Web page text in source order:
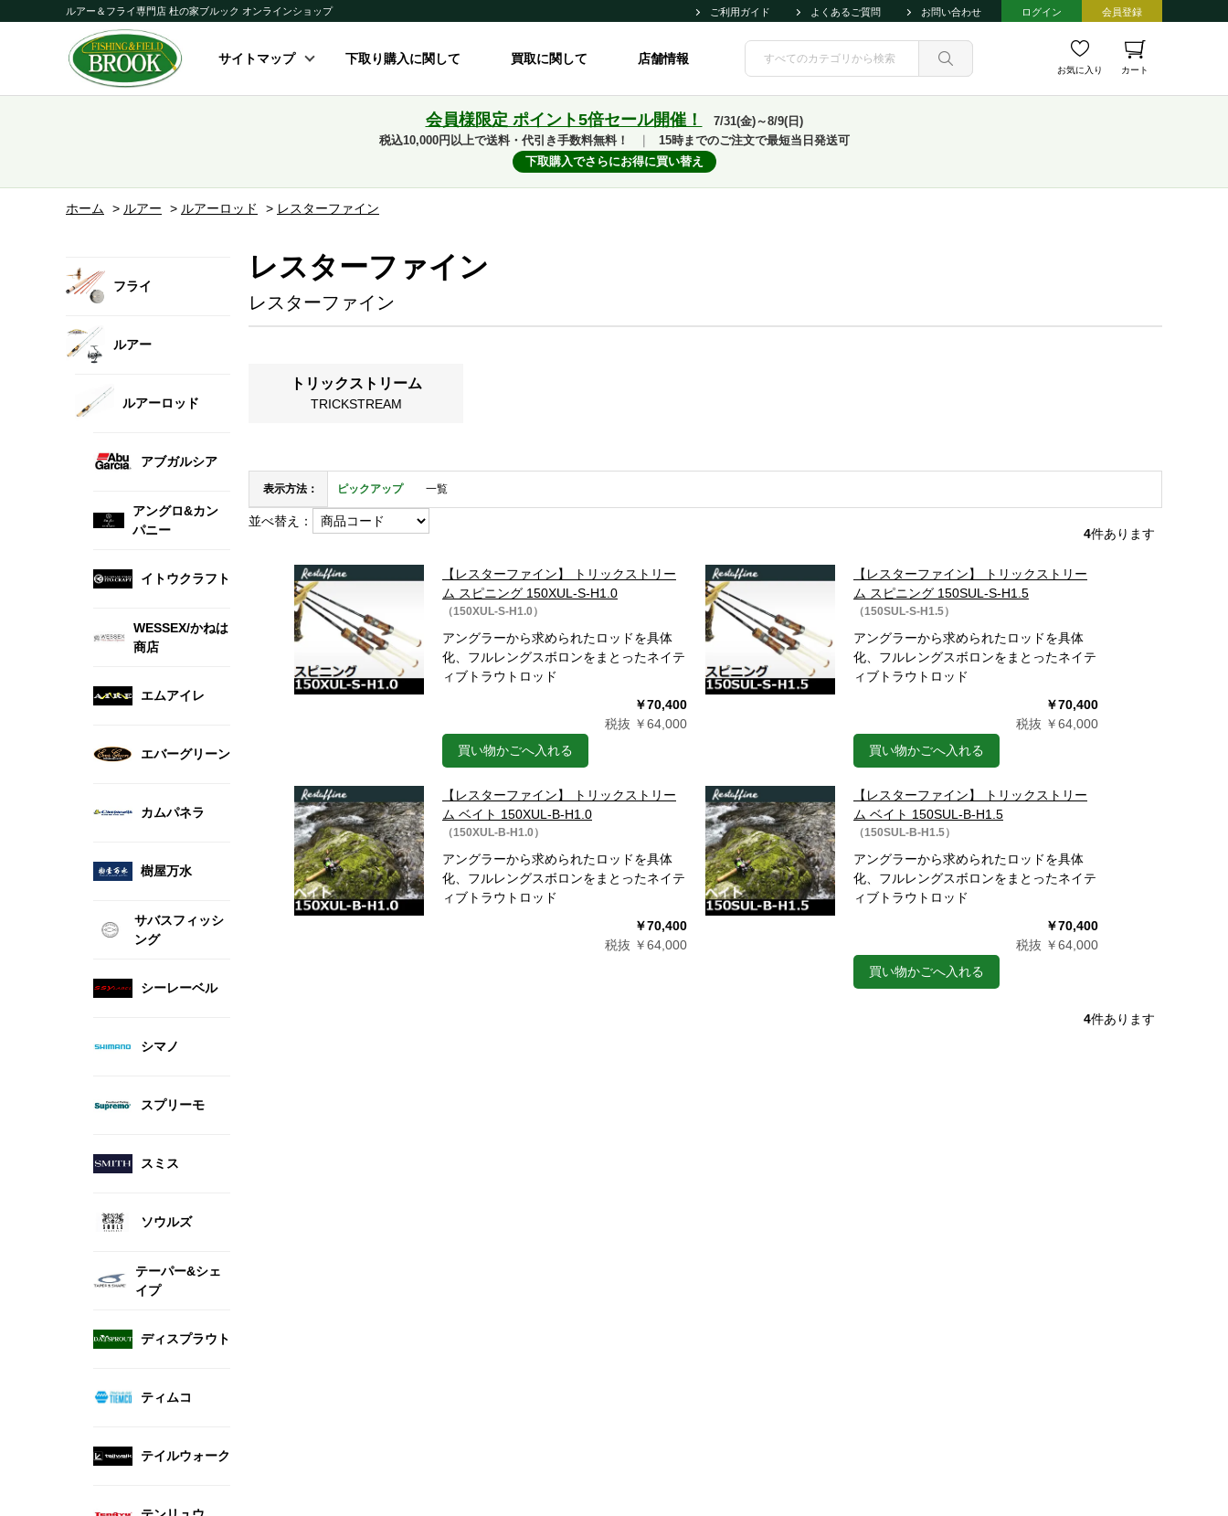
ルアー＆フライ専門店 杜の家ブルック オンラインショップ ご利用ガイド よくあるご質問 お問い合わせ ログイン 会員登録
サイトマップ 下取り購入に関して 買取に関して 店舗情報
お気に入り カート
会員様限定 ポイント5倍セール開催！
7/31(金)～8/9(日)
税込10,000円以上で送料・代引き手数料無料！
15時までのご注文で最短当日発送可
下取購入でさらにお得に買い替え
ホーム > ルアー > ルアーロッド > レスターファイン
フライ
ルアー
ルアーロッド
アブガルシア
アングロ&カン
パニー
イトウクラフト
WESSEX/かねは
商店
エムアイレ
エバーグリーン
カムパネラ
樹屋万水
サバスフィッシ
ング
シーレーベル
シマノ
スプリーモ
スミス
ソウルズ
テーパー&シェ
イプ
ディスプラウト
ティムコ
テイルウォーク
レスターファイン
レスターファイン
トリックストリーム
TRICKSTREAM
表示方法： ピックアップ 一覧
並べ替え：
4件あります
【レスターファイン】 トリックストリー
ム スピニング 150XUL-S-H1.0
（150XUL-S-H1.0）
アングラーから求められたロッドを具体
化、フルレングスボロンをまとったネイテ
ィブトラウトロッド
￥70,400
税抜 ￥64,000
買い物かごへ入れる
【レスターファイン】 トリックストリー
ム スピニング 150SUL-S-H1.5
（150SUL-S-H1.5）
アングラーから求められたロッドを具体
化、フルレングスボロンをまとったネイテ
ィブトラウトロッド
￥70,400
税抜 ￥64,000
買い物かごへ入れる
【レスターファイン】 トリックストリー
ム ベイト 150XUL-B-H1.0
（150XUL-B-H1.0）
アングラーから求められたロッドを具体
化、フルレングスボロンをまとったネイテ
ィブトラウトロッド
￥70,400
税抜 ￥64,000
【レスターファイン】 トリックストリー
ム ベイト 150SUL-B-H1.5
（150SUL-B-H1.5）
アングラーから求められたロッドを具体
化、フルレングスボロンをまとったネイテ
ィブトラウトロッド
￥70,400
税抜 ￥64,000
買い物かごへ入れる
4件あります